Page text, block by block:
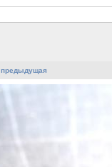
предыдущая